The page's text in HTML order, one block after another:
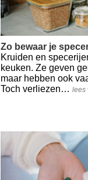
Zo bewaar je
Kruiden en
keuken. Ze geven
maar hebben ook
Toch verliezen… lees